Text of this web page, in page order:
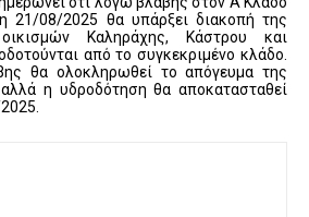
21/08/2025 θα υπάρξει διακοπή της
Καληράχης, Κάστρου και
από το συγκεκριμένο κλάδο.
θα ολοκληρωθεί το απόγευμα της
η υδροδότηση θα αποκατασταθεί